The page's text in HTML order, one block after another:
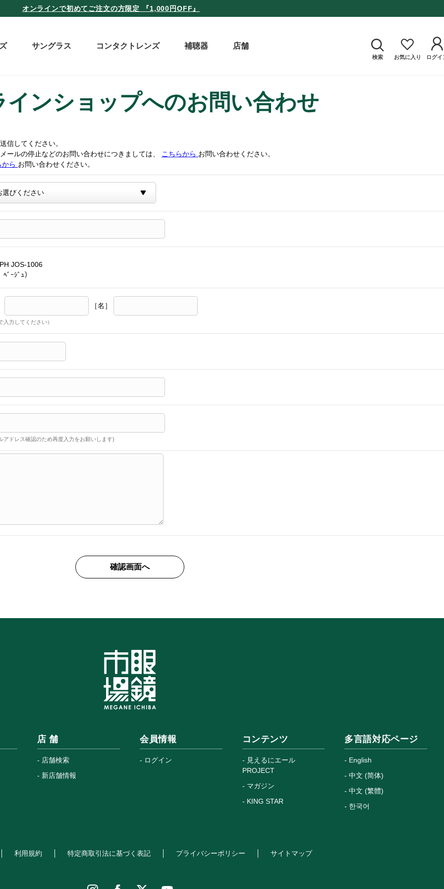
オンラインで初めてご注文の方限定 『1,000円OFF』
サングラス コンタクトレンズ 補聴器 店舗
検索 お気に入り ログイ
インショップへのお問い合わせ
信してください。
ルの停止などのお問い合わせにつきましては、
こちらから お問い合わせください。
ら お問い合わせください。
JOS-1006
ﾞｰｼﾞｭ）
［名］
入力してください）
アドレス確認のため再度入力をお願いします)
店 舗
店舗検索
新店舗情報
会員情報
ログイン
コンテンツ
見えるにエール
PROJECT
マガジン
KING STAR
多言語対応ページ
English
中文 (简体)
中文 (繁體)
한국어
利用規約 特定商取引法に基づく表記 プライバシーポリシー サイトマップ